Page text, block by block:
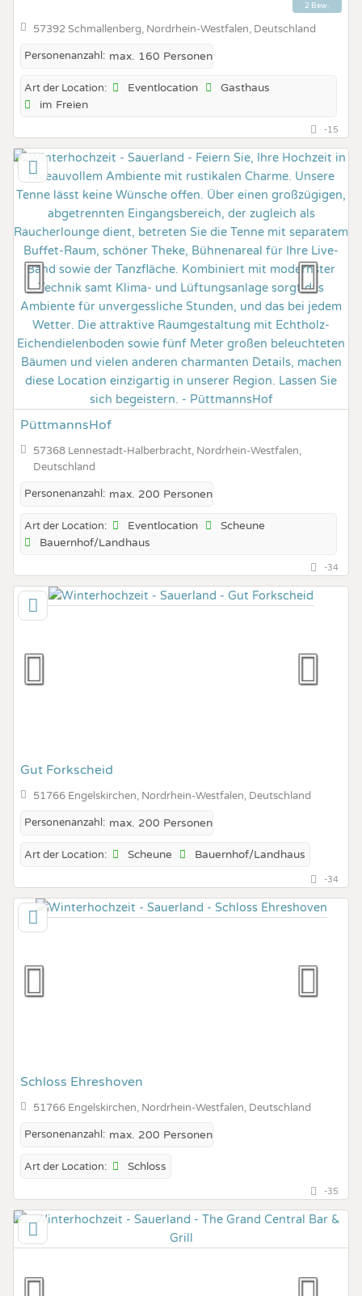
2 Bew.
57392 Schmallenberg, Nordrhein-Westfalen, Deutschland
Personenanzahl: max. 160 Personen
Art der Location: Eventlocation
Gasthaus
im Freien
-15
PüttmannsHof
57368 Lennestadt-Halberbracht, Nordrhein-Westfalen,
Deutschland
Personenanzahl: max. 200 Personen
Art der Location: Eventlocation
Scheune
Bauernhof/Landhaus
-34
Gut Forkscheid
51766 Engelskirchen, Nordrhein-Westfalen, Deutschland
Personenanzahl: max. 200 Personen
Art der Location: Scheune Bauernhof/Landhaus
-34
Schloss Ehreshoven
51766 Engelskirchen, Nordrhein-Westfalen, Deutschland
Personenanzahl: max. 200 Personen
Art der Location: Schloss
-35